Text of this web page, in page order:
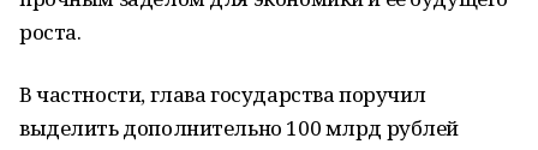
роста.
В частности, глава государства поручил
выделить дополнительно 100 млрд рублей